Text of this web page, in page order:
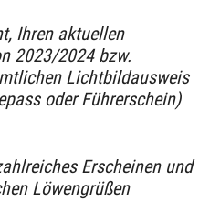
Ihren aktuellen
2023/2024 bzw.
Lichtbildausweis
oder Führerschein)
Erscheinen und
Löwengrüßen